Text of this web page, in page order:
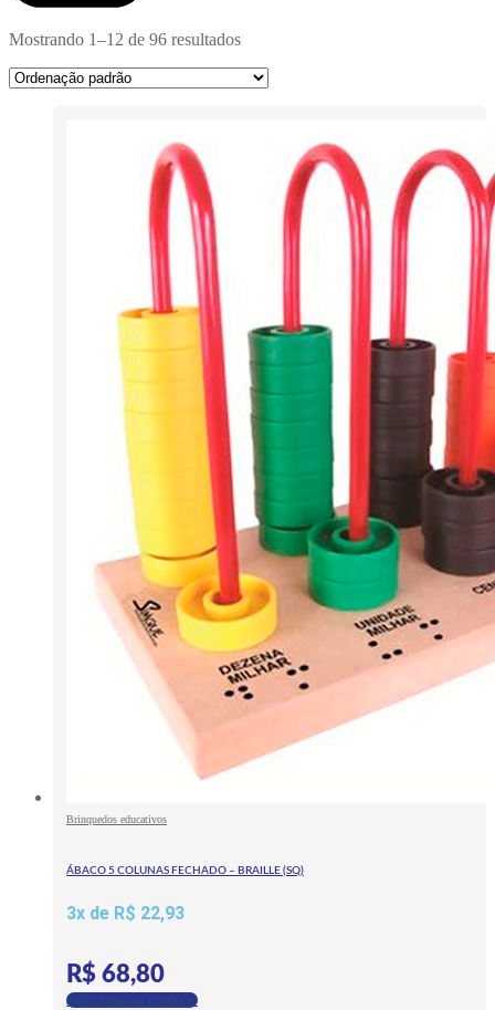
Mostrando 1–12 de 96 resultados
Brinquedos educativos
ÁBACO 5 COLUNAS FECHADO – BRAILLE (SQ)
3x de R$ 22,93
R$ 68,80
Adicionar ao carrinho